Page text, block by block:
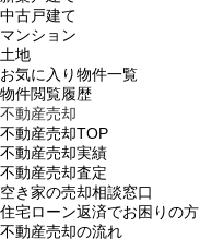
中古戸建て
マンション
土地
お気に入り物件一覧
物件閲覧履歴
不動産売却
不動産売却TOP
不動産売却実績
不動産売却査定
空き家の売却相談窓口
住宅ローン返済でお困りの方
不動産売却の流れ